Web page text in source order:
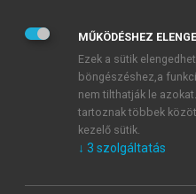
Adatkezelési
veszem és elfogadom.
Általános vásárlási
mersz.huoldalak
tudomásul veszem és
MŰKÖDÉSHEZ
Ezek a sütik
böngészéshez,a
nem tilthatják le
tartoznak többek
kezelő sütik.
↓ 3 szolgáltatás